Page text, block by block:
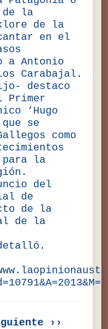
de la
de la
en el
a Antonio
Carabajal.
destaco
Primer
‘Hugo
que se
como
para la
del
de
de la
de la
››